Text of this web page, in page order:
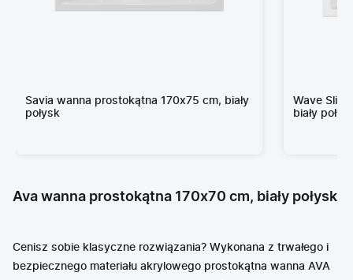
Savia wanna prostokątna 170x75 cm, biały
połysk
Wave Slim
biały
Ava wanna prostokątna 170x70 cm, biały połysk
Cenisz sobie klasyczne rozwiązania? Wykonana z trwałego i
bezpiecznego materiału akrylowego prostokątna wanna AVA